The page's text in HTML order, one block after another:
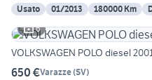
Usato
01/2013 180000 Km
6
VOLKSWAGEN POLO diesel
650 €Varazze(SV)